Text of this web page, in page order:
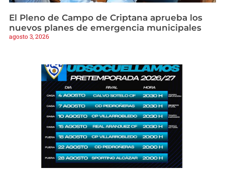
El Pleno de Campo de Criptana aprueba los
nuevos planes de emergencia municipales
agosto 3, 2026